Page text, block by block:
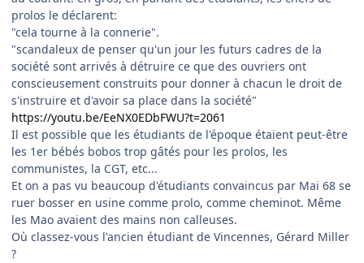
prolos le déclarent:
"cela tourne à la connerie".
"scandaleux de penser qu'un jour les futurs cadres de la
société sont arrivés à détruire ce que des ouvriers ont
conscieusement construits pour donner à chacun le droit de
s'instruire et d'avoir sa place dans la société"
https://youtu.be/EeNX0EDbFWU?t=2061
Il est possible que les étudiants de l'époque étaient peut-être
les 1er bébés bobos trop gâtés pour les prolos, les
communistes, la CGT, etc...
Et on a pas vu beaucoup d'étudiants convaincus par Mai 68 se
ruer bosser en usine comme prolo, comme cheminot. Même
les Mao avaient des mains non calleuses.
Où classez-vous l'ancien étudiant de Vincennes, Gérard Miller
?